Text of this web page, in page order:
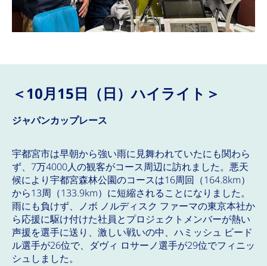
＜10月15日（日）ハイライト＞
ジャパンカップレース
宇都宮市は早朝から強い雨に見舞われていたにも関わら
ず、7万4000人の観客がコース周辺に訪れました。悪天
候により宇都宮森林公園のコースは16周回（164.8km）
から13周（133.9km）に短縮されることになりました。
雨にも負けず、ノボ ノルディスク ファーマの東京本社か
ら応援に駆け付けた社員とプロジェクトメンバーが熱い
声援を選手に送り、激しい戦いの中、ハミッシュ ビード
ル選手が26位で、ダヴィ ロサーノ選手が29位でフィニッ
シュしました。